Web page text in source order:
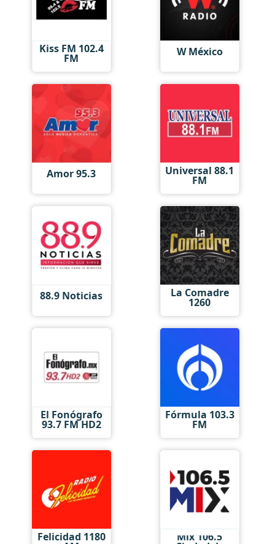
Kiss FM 102.4
FM W México
Amor 95.3 Universal 88.1
FM
88.9 Noticias La Comadre
1260
El Fonógrafo
93.7 FM HD2
Fórmula 103.3
FM
Felicidad 1180 Mix 106.5